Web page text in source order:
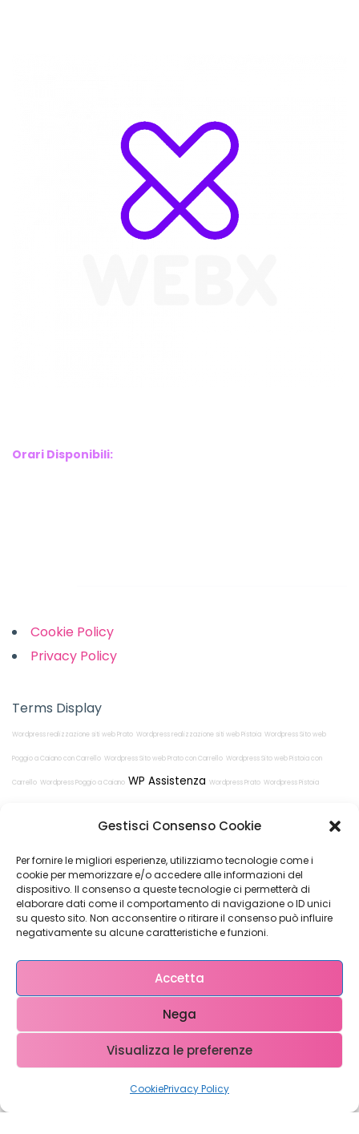
Gestisci Consenso Cookie
Per fornire le migliori esperienze, utilizziamo tecnologie come i
cookie per memorizzare e/o accedere alle informazioni del
dispositivo. Il consenso a queste tecnologie ci permetterà di
elaborare dati come il comportamento di navigazione o ID unici
su questo sito. Non acconsentire o ritirare il consenso può influire
negativamente su alcune caratteristiche e funzioni.
Accetta
Nega
Visualizza le preferenze
CookiePrivacy Policy
Orari Disponibili:
Cookie Policy
Privacy Policy
Terms Display
Wordpress realizzazione siti web Prato Wordpress realizzazione siti web Pistoia Wordpress Sito web
Poggio a Caiano con Carrello Wordpress Sito web Prato con Carrello Wordpress Sito web Pistoia con
Carrello Wordpress Poggio a Caiano WP Assistenza Wordpress Prato Wordpress Pistoia
Restiamo in
contatto!
Come possiamo Aiutarti?